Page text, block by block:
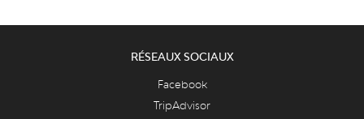
RÉSEAUX SOCIAUX
Facebook
TripAdvisor